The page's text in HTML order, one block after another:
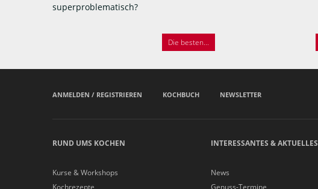
superproblematisch?
Die besten...
ANMELDEN / REGISTRIEREN KOCHBUCH NEWSLETTER
RUND UMS KOCHEN
Kurse & Workshops
Kochrezepte
INTERESSANTES & AKTUELLES
News
Genuss-Termine